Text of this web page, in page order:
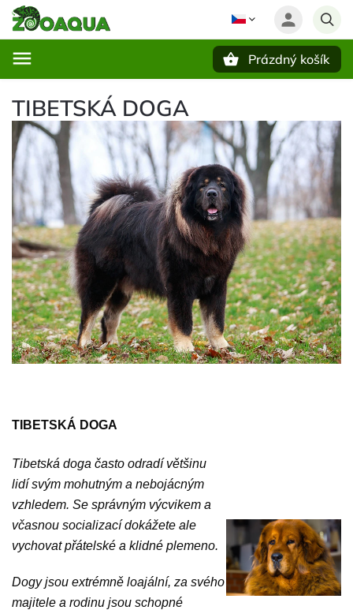
Prázdný košík
TIBETSKÁ DOGA
TIBETSKÁ DOGA
Tibetská doga často odradí většinu
lidí svým mohutným a nebojácným
vzhledem. Se správným výcvikem a
včasnou socializací dokážete ale
vychovat přátelské a klidné plemeno.
Dogy jsou extrémně loajální, za svého
majitele a rodinu jsou schopné